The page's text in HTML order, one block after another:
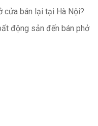
cửa bán lại tại Hà Nội?
động sản đến bán phở